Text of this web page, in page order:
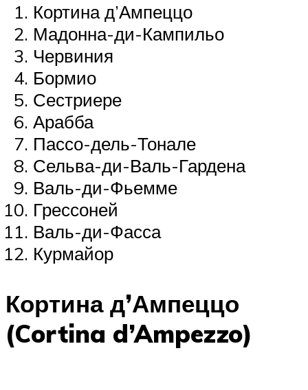
Кортина д’Ампеццо
Мадонна-ди-Кампильо
Червиния
Бормио
Сестриере
Арабба
Пассо-дель-Тонале
Сельва-ди-Валь-Гардена
Валь-ди-Фьемме
Грессоней
Валь-ди-Фасса
Курмайор
Кортина д’Ампеццо
(Cortina d’Ampezzo)